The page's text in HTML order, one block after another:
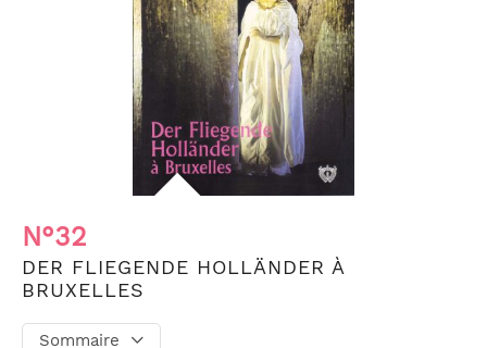
N°32
DER FLIEGENDE HOLLÄNDER À
BRUXELLES
Sommaire